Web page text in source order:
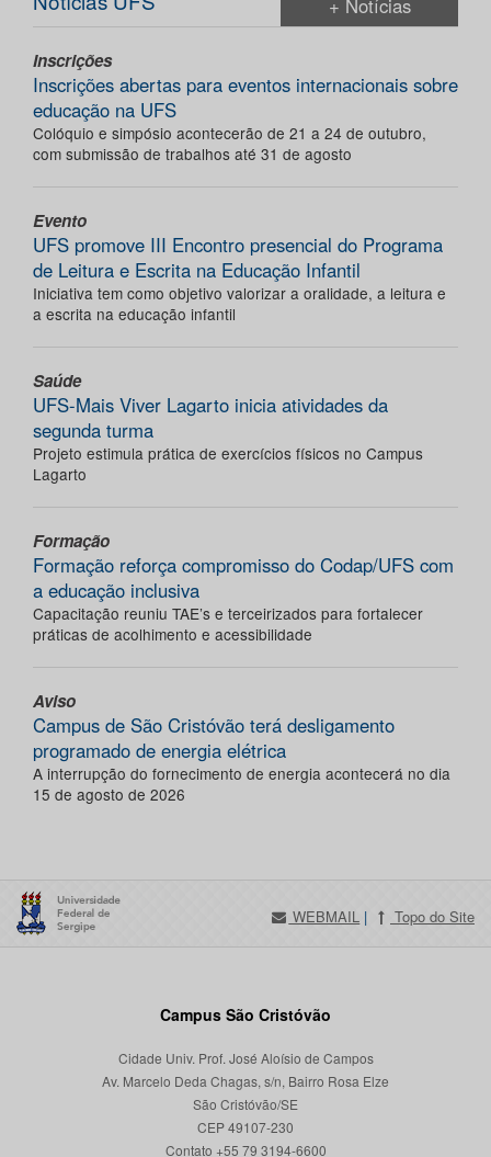
+ Notícias
Inscrições
Inscrições abertas para eventos internacionais sobre
educação na UFS
Colóquio e simpósio acontecerão de 21 a 24 de outubro,
com submissão de trabalhos até 31 de agosto
Evento
UFS promove III Encontro presencial do Programa
de Leitura e Escrita na Educação Infantil
Iniciativa tem como objetivo valorizar a oralidade, a leitura e
a escrita na educação infantil
Saúde
UFS-Mais Viver Lagarto inicia atividades da
segunda turma
Projeto estimula prática de exercícios físicos no Campus
Lagarto
Formação
Formação reforça compromisso do Codap/UFS com
a educação inclusiva
Capacitação reuniu TAE’s e terceirizados para fortalecer
práticas de acolhimento e acessibilidade
Aviso
Campus de São Cristóvão terá desligamento
programado de energia elétrica
A interrupção do fornecimento de energia acontecerá no dia
15 de agosto de 2026
WEBMAIL | Topo do Site
Campus São Cristóvão
Cidade Univ. Prof. José Aloísio de Campos
Av. Marcelo Deda Chagas, s/n, Bairro Rosa Elze
São Cristóvão/SE
CEP 49107-230